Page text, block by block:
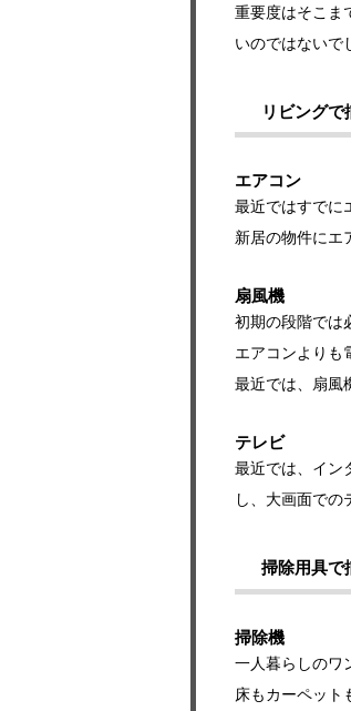
重要度はそこま
いのではないで
リビング
エアコン
最近ではすでに
新居の物件にエ
扇風機
初期の段階では
エアコンよりも
最近では、扇風
テレビ
最近では、イン
し、大画面での
掃除用具で
掃除機
一人暮らしのワ
床もカーペット